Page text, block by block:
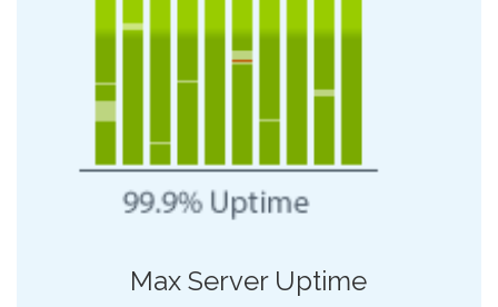
Max Server Uptime